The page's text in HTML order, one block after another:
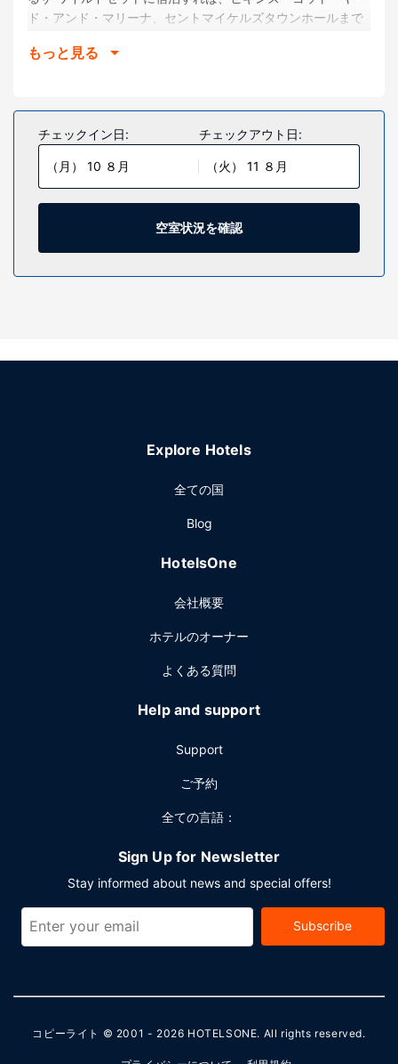
ド・アンド・マリーナ、セントマイケルズタウンホールまで
ェサピーク湾まで 20.8 km、マスクラット・パークまで 0.4
全部で 34 室ある客室には、薄型テレビが備わっています。
WiFi (無料)をお使いいただけるほか、衛星放送の番組をご覧
いただけます。専用バスルームには、デザイナーバスアメニ
ティ、ヘアドライヤーが付いています。ボトルウォーター
(無料)、アイロン / アイロン台の他に、市内通話 (無料)付き
の電話をご利用いただけます。
施設
便利なWiFi (無料)、コンシェルジュ サービス、ギフトショッ
フロント受付時間が定められています。敷地内にはセルフパ
もっと見る
チェックイン日:
（月） 10 ８月
チェックアウト日:
（火） 11 ８月
空室状況を確認
Explore Hotels
全ての国
Blog
HotelsOne
会社概要
ホテルのオーナー
よくある質問
Help and support
Support
ご予約
全ての言語：
Sign Up for Newsletter
Stay informed about news and special offers!
Subscribe
コピーライト © 2001 - 2026 HOTELSONE. All rights reserved.